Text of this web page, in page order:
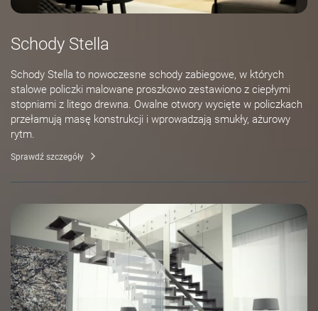
Schody Stella
Schody Stella to nowoczesne schody zabiegowe, w których
stalowe policzki malowane proszkowo zestawiono z ciepłymi
stopniami z litego drewna. Owalne otwory wycięte w policzkach
przełamują masę konstrukcji i wprowadzają smukły, ażurowy
rytm.
Sprawdź szczegóły